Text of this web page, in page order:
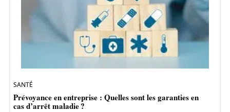
SANTÉ
Prévoyance en entreprise : Quelles sont les garanties en
cas d’arrêt maladie ?